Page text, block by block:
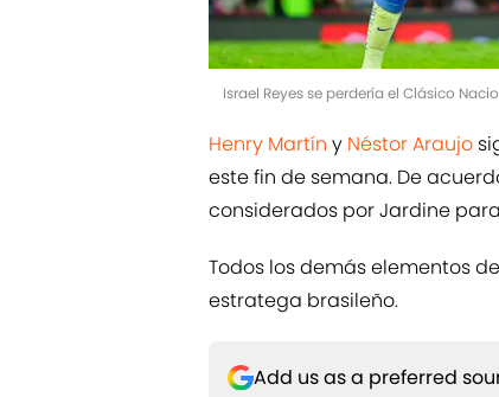
Israel Reyes se perdería el Clásico
Henry Martín y Néstor Araujo
este fin de semana. De
considerados por Jardine
Todos los demás elementos
estratega brasileño.
Add us as a preferred